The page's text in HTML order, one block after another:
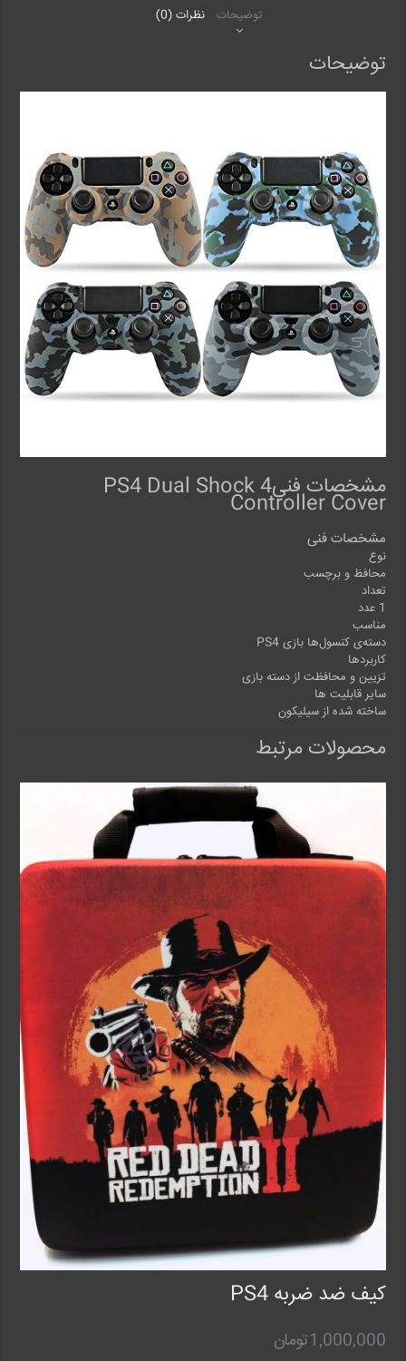
توضیحات نظرات (0)
توضیحات
مشخصات فنیPS4 Dual Shock 4
Controller Cover
مشخصات فنی
نوع
محافظ و برچسب
تعداد
1 عدد
مناسب
دسته‌‌ی کنسول‌ها بازی PS4
کاربردها
تزیین و محافظت از دسته‌ بازی
سایر قابلیت ها
ساخته شده از سیلیکون
محصولات مرتبط
کیف ضد ضربه PS4
1,000,000تومان